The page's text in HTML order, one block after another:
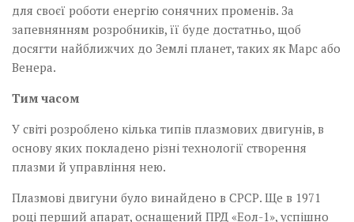
для своєї роботи енергію сонячних променів. За
запевнянням розробників, її буде достатньо, щоб
досягти найближчих до Землі планет, таких як Марс або
Венера.
Тим часом
У світі розроблено кілька типів плазмових двигунів, в
основу яких покладено різні технології створення
плазми й управління нею.
Плазмові двигуни було винайдено в СРСР. Ще в 1971
році перший апарат, оснащений ПРД «Еол-1», успішно